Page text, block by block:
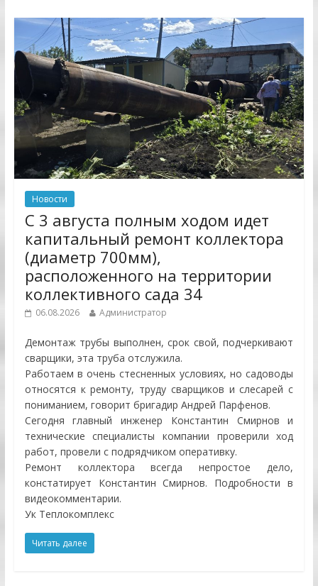
Новости
С 3 августа полным ходом идет
капитальный ремонт коллектора
(диаметр 700мм),
расположенного на территории
коллективного сада 34
06.08.2026 Администратор
Демонтаж трубы выполнен, срок свой, подчеркивают
сварщики, эта труба отслужила.
Работаем в очень стесненных условиях, но садоводы
относятся к ремонту, труду сварщиков и слесарей с
пониманием, говорит бригадир Андрей Парфенов.
Сегодня главный инженер Константин Смирнов и
технические специалисты компании проверили ход
работ, провели с подрядчиком оперативку.
Ремонт коллектора всегда непростое дело,
констатирует Константин Смирнов. Подробности в
видеокомментарии.
Ук Теплокомплекс
Читать далее